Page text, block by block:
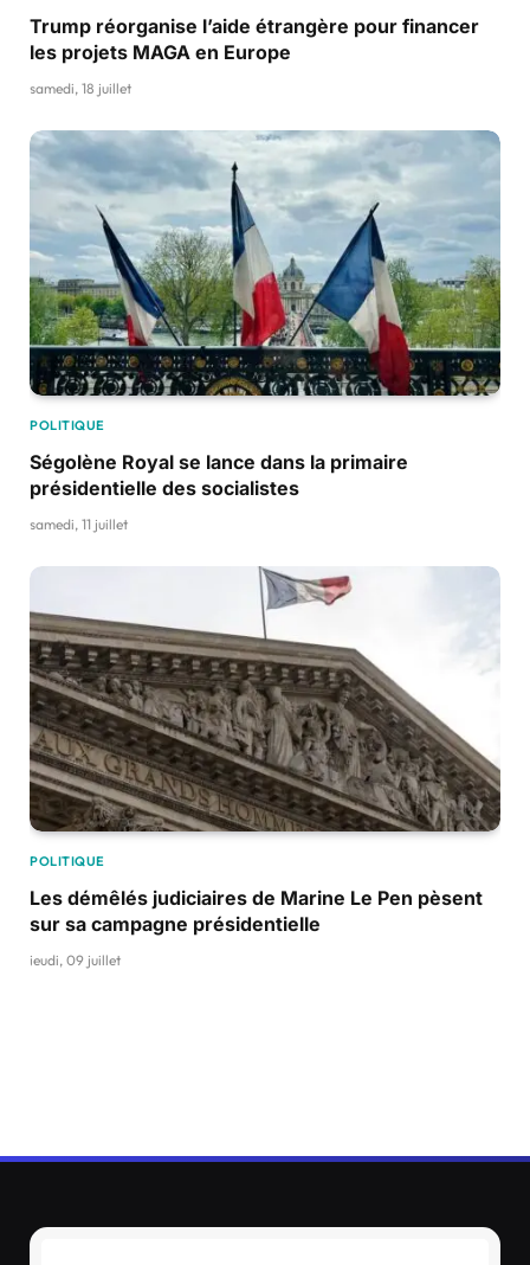
Trump réorganise l’aide étrangère pour financer
les projets MAGA en Europe
samedi, 18 juillet
POLITIQUE
Ségolène Royal se lance dans la primaire
présidentielle des socialistes
samedi, 11 juillet
POLITIQUE
Les démêlés judiciaires de Marine Le Pen pèsent
sur sa campagne présidentielle
jeudi, 09 juillet